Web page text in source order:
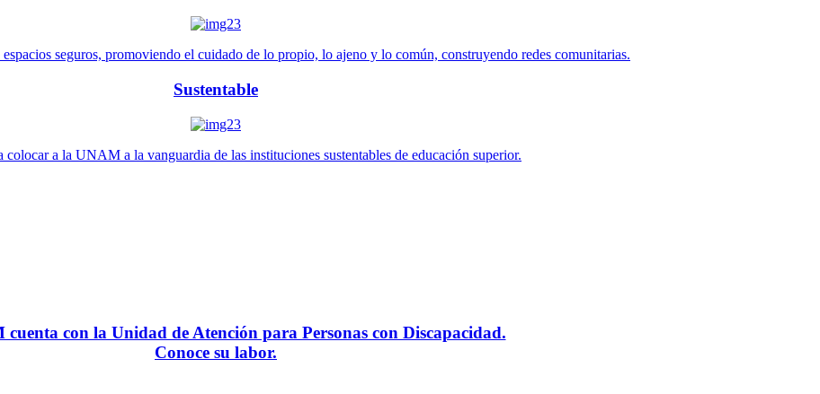
seguros, promoviendo el cuidado de lo propio, lo ajeno y lo común, construyendo redes comunitarias.
Sustentable
colocar a la UNAM a la vanguardia de las instituciones sustentables de educación superior.
con la Unidad de Atención para Personas con Discapacidad.
Conoce su labor.